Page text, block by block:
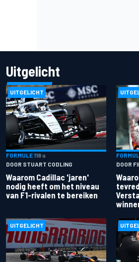
Uitgelicht
UITGELICHT
FORMULE 118 u
DOOR STUART CODLING
Waarom Cadillac 'jaren'
nodig heeft om het niveau
van F1-rivalen te bereiken
DOOR
UITGELICHT